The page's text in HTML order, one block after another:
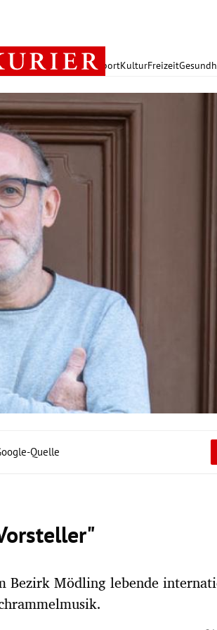
PolitikWirtschaft SportKulturFreizeit
Quelle
Bezirk Mödling lebende